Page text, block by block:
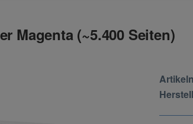
Magenta (~5.400 Seiten)